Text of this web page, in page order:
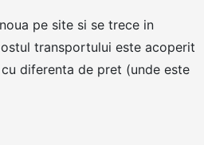
pe site si se trece in
transportului este acoperit
diferenta de pret (unde este